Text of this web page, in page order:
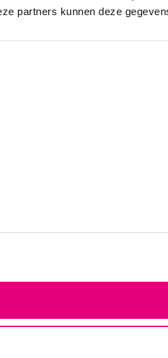
partners kunnen deze